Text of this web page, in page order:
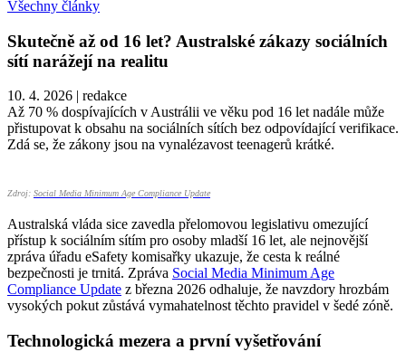
Všechny články
Skutečně až od 16 let? Australské zákazy sociálních
sítí narážejí na realitu
10. 4. 2026 | redakce
Až 70 % dospívajících v Austrálii ve věku pod 16 let nadále může
přistupovat k obsahu na sociálních sítích bez odpovídající verifikace.
Zdá se, že zákony jsou na vynalézavost teenagerů krátké.
Zdroj: Social Media Minimum Age Compliance Update
Australská vláda sice zavedla přelomovou legislativu omezující
přístup k sociálním sítím pro osoby mladší 16 let, ale nejnovější
zpráva úřadu eSafety komisařky ukazuje, že cesta k reálné
bezpečnosti je trnitá. Zpráva Social Media Minimum Age
Compliance Update z března 2026 odhaluje, že navzdory hrozbám
vysokých pokut zůstává vymahatelnost těchto pravidel v šedé zóně.
Technologická mezera a první vyšetřování